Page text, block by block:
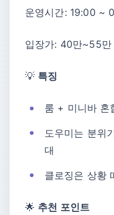
운영시간: 19:00 ~
입장가: 40만~55만
💡 특징
룸 + 미니바 혼
도우미는 분위
대
클로징은 상황
🌟 추천 포인트